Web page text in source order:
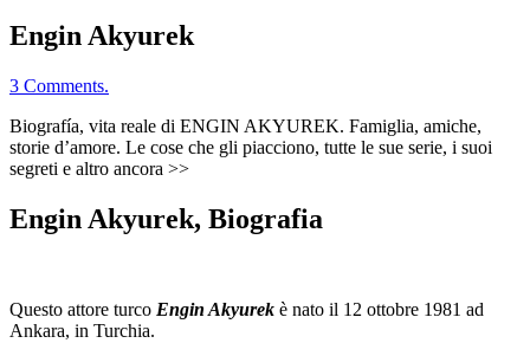
Engin Akyurek
3 Comments.
Biografía, vita reale di ENGIN AKYUREK. Famiglia, amiche,
storie d’amore. Le cose che gli piacciono, tutte le sue serie, i suoi
segreti e altro ancora >>
Engin Akyurek, Biografia
Questo attore turco Engin Akyurek è nato il 12 ottobre 1981 ad
Ankara, in Turchia.